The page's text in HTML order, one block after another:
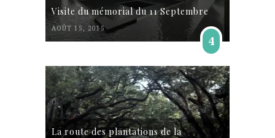
Visite du mémorial du 11 Septembre
AOÛT 15, 2015
4
La route des plantations de la